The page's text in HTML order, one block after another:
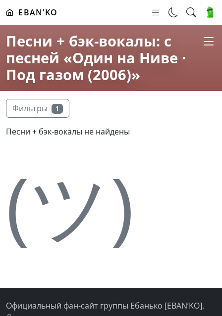
EBAN’KO
Песни + бэк-вокалы: с
песней «Один на Ниве ·
Под газом (2006)»
Фильтры 1
Песни + бэк-вокалы не найдены
(ツ)
Официальный фан-сайт группы Ебанько [EBAN’KO].